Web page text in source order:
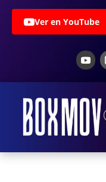
Ver en YouTube